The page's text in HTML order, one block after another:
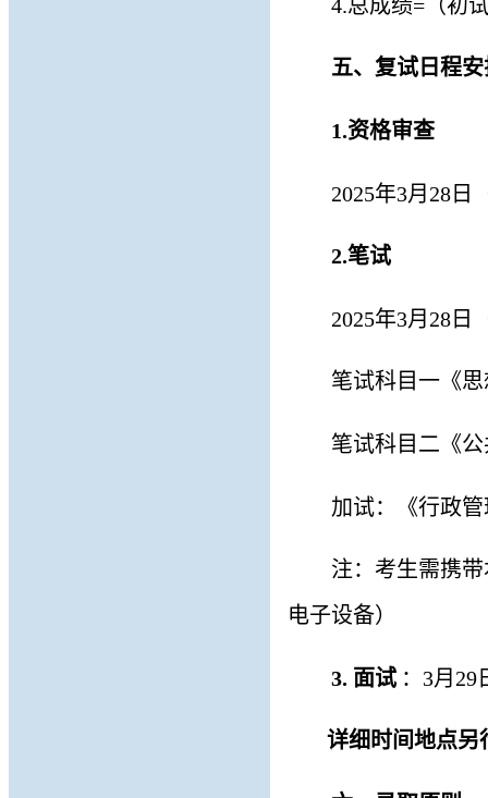
4.总成绩=（初
五、复试日程安
1.资格审查
2025年3月 28日
2.笔试
2025年3月 28日
笔试科目一《
笔试科目二《
加试： 《行政
注：考生需携
电子设备）
3. 面试 ： 3月29
详细时间地点另